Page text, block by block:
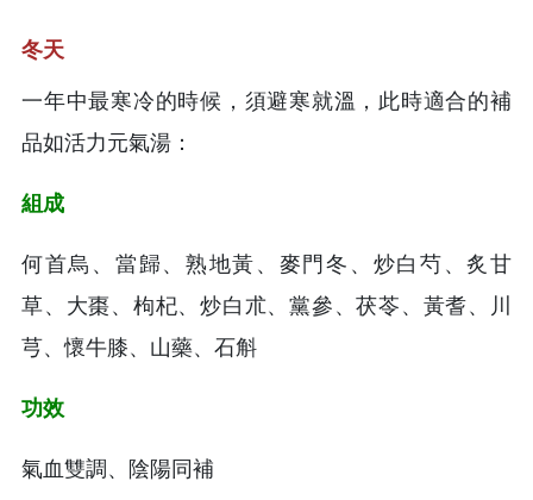
冬天
一年中最寒冷的時候，須避寒就溫，此時適合的補
品如活力元氣湯：
組成
何首烏、當歸、熟地黃、麥門冬、炒白芍、炙甘
草、大棗、枸杞、炒白朮、黨參、茯苓、黃耆、川
芎、懷牛膝、山藥、石斛
功效
氣血雙調、陰陽同補